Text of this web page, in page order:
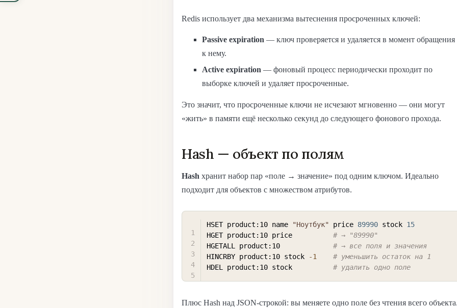
Redis использует два механизма вытеснения просроченных ключей:
Passive expiration — ключ проверяется и удаляется в момент обращения
к нему.
Active expiration — фоновый процесс периодически проходит по
выборке ключей и удаляет просроченные.
Это значит, что просроченные ключи не исчезают мгновенно — они могут
«жить» в памяти ещё несколько секунд до следующего фонового прохода.
Hash — объект по полям
Hash хранит набор пар «поле → значение» под одним ключом. Идеально
подходит для объектов с множеством атрибутов.
HSET product:10 name "Ноутбук" price 89990 stock 15
HGET product:10 price # → "89990"
HGETALL product:10 # → все поля и значения
HINCRBY product:10 stock
-1
# уменьшить остаток на 1
HDEL product:10 stock # удалить одно поле
Плюс Hash над JSON-строкой: вы меняете одно поле без чтения всего